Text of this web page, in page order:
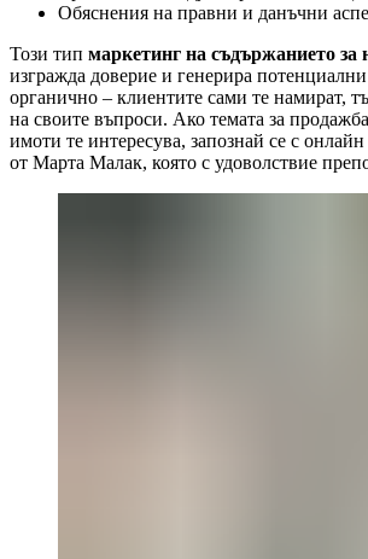
Обяснения на правни и данъчни
Този тип маркетинг на съдържанието
изгражда доверие и генерира
органично – клиентите сами те намират,
на своите въпроси. Ако темата за
имоти те интересува, запознай се с онлайн
от Марта Малак, която с удоволствие